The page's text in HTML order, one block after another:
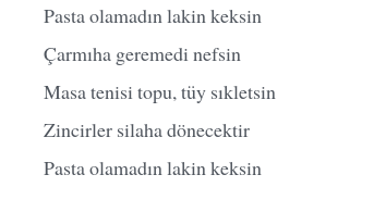
Pasta olamadın lakin keksin
Çarmıha geremedi nefsin
Masa tenisi topu, tüy sıkletsin
Zincirler silaha dönecektir
Pasta olamadın lakin keksin